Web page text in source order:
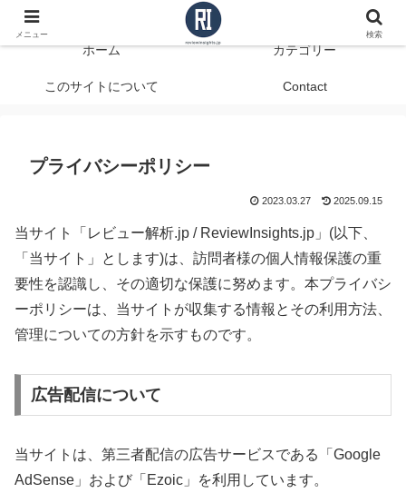
データで見る、本当に役立つ商品レビュー
ホーム カテゴリー
このサイトについて Contact
プライバシーポリシー
2023.03.27 2025.09.15
当サイト「レビュー解析.jp / ReviewInsights.jp」(以下、
「当サイト」とします)は、訪問者様の個人情報保護の重
要性を認識し、その適切な保護に努めます。本プライバシ
ーポリシーは、当サイトが収集する情報とその利用方法、
管理についての方針を示すものです。
広告配信について
当サイトは、第三者配信の広告サービスである「Google
AdSense」および「Ezoic」を利用しています。
メニュー 検索